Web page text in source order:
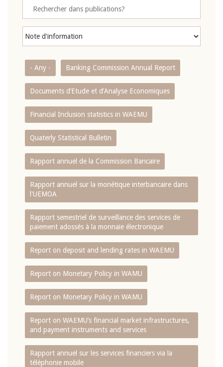
- Any - Banking Commission Annual Report
Documents d’Etude et d’Analyse Economiques
Financial Inclusion statistics in WAEMU
Quaterly Statistical Bulletin
Rapport annuel de la Commission Bancaire
Rapport annuel sur la monétique interbancaire dans
l'UEMOA
Rapport semestriel de surveillance des services de
paiement adossés à la monnaie électronique
Report on deposit and lending rates in WAEMU
Report on Monetary Policy in WAMU
Report on Monetary Policy in WAMU
Report on WAEMU’s financial market infrastructures,
and payment instruments and services
Rapport annuel sur les services financiers via la
téléphonie mobile